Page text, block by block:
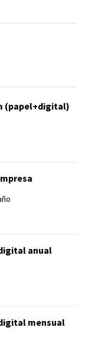
(papel+digital)
anual
mensual